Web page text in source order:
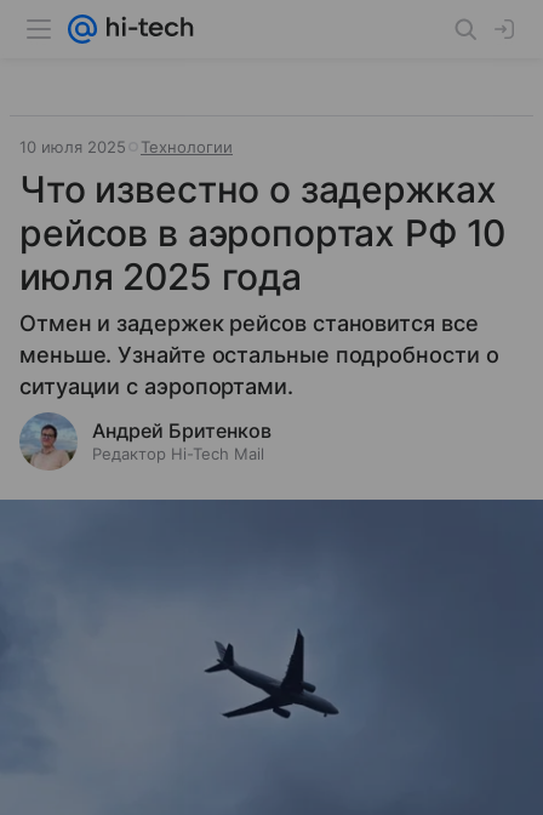
10 июля 2025 Технологии
Что известно о задержках
рейсов в аэропортах РФ 10
июля 2025 года
Отмен и задержек рейсов становится все
меньше. Узнайте остальные подробности о
ситуации с аэропортами.
Андрей Бритенков
Редактор Hi-Tech Mail